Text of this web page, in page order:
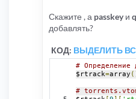
Скажите , а passkeyи
добавлять?
КОД: ВЫДЕЛИТЬ
# Определение
$rtrack=array
#